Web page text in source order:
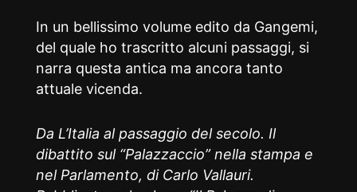
In un bellissimo volume edito da Gangemi,
del quale ho trascritto alcuni passaggi, si
narra questa antica ma ancora tanto
attuale vicenda.
Da L’Italia al passaggio del secolo. Il
dibattito sul “Palazzaccio” nella stampa e
nel Parlamento, di Carlo Vallauri.